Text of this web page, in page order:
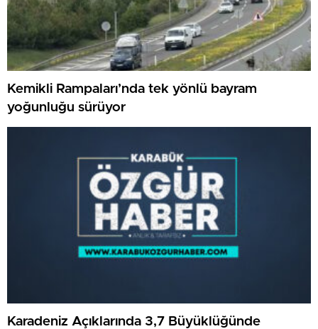
Kemikli Rampaları’nda tek yönlü bayram
yoğunluğu sürüyor
Karadeniz Açıklarında 3,7 Büyüklüğünde